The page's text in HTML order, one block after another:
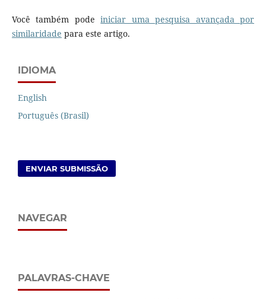
Você também podeiniciar uma pesquisa avançada por
similaridade para este artigo.
IDIOMA
English
Português (Brasil)
ENVIAR SUBMISSÃO
NAVEGAR
PALAVRAS-CHAVE